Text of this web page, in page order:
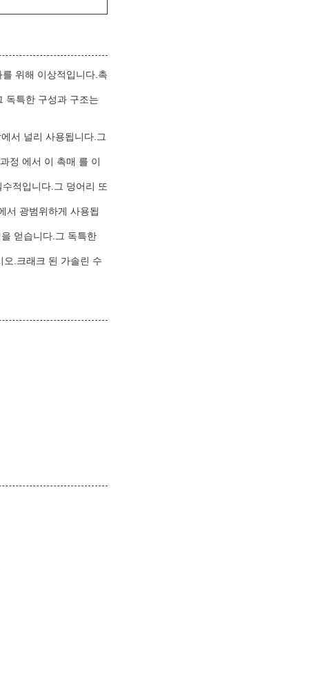
위해 이상적입니다.촉
독특한 구성과 구조는
서 널리 사용됩니다.그
정 에서 이 촉매 를 이
적입니다.그 덩어리 또
서 광범위하게 사용됩
얻습니다.그 독특한
.크래크 된 가솔린 수